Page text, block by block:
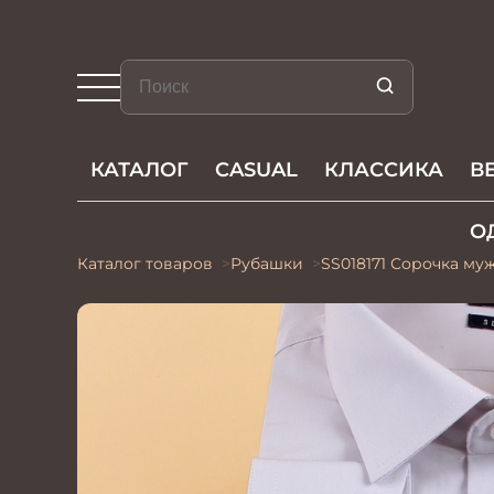
КАТАЛОГ CASUAL КЛАССИКА
Каталог товаров Рубашки SS018171 Сорочка